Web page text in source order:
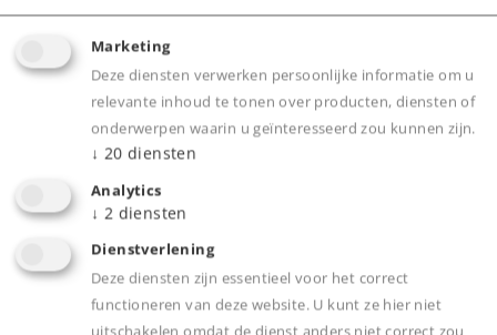
Highlights
Een origineel Kerstcadeau!
Model in speciale Kerstuitvoering.
Geladen met 'Goudklompjes'.
Product
Marketing
Deze diensten verwerken persoonlijke informatie om u
relevante inhoud te tonen over producten, diensten of
onderwerpen waarin u geïnteresseerd zou kunnen zijn.
↓ 20 diensten
Analytics
↓ 2 diensten
Dienstverlening
Deze diensten zijn essentieel voor het correct
functioneren van deze website. U kunt ze hier niet